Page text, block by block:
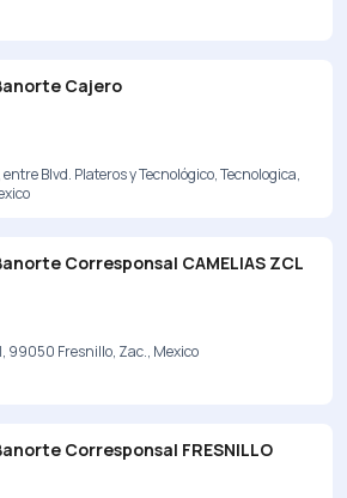
Cajero
Blvd. Plateros y Tecnológico, Tecnologica,
Corresponsal CAMELIAS ZCL
99050 Fresnillo, Zac., Mexico
Corresponsal FRESNILLO